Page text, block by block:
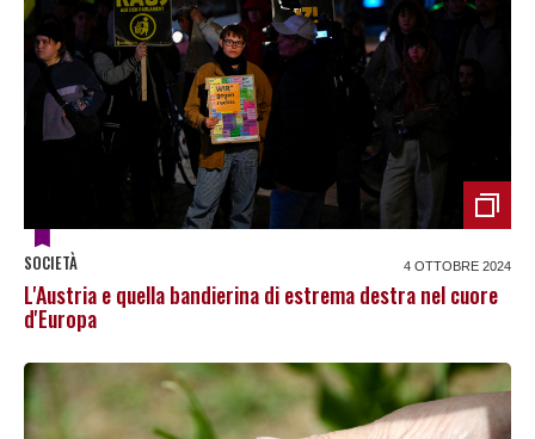
SOCIETÀ 4 OTTOBRE 2024
L'Austria e quella bandierina di estrema destra nel cuore
d'Europa